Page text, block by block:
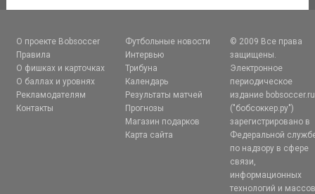
О проекте Bobsoccer
Правила
О фишках и карточках
О баллах и уровнях
Рекламодателям
Контакты
Футбольные новости
Интервью
Трибуна
Календарь
Результаты матчей
Прогнозы
Магазин подарков
Карта сайта
© 2009 Все права
защищены.
Электронное
периодическое
издание bobsoccer.ru
("бобсоккер.ру")
зарегистрировано в
Федеральной
по надзору в сфере
связи,
информационных
технологий и